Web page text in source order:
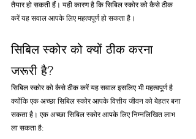
तैयार हो सकती हैं। यही कारण है कि सिबिल स्कोर को कैसे ठीक
करें यह सवाल आपके लिए महत्वपूर्ण हो सकता है।
सिबिल स्कोर को क्यों ठीक करना
जरूरी है?
सिबिल स्कोर को कैसे ठीक करें यह सवाल इसलिए भी महत्वपूर्ण है
क्योंकि एक अच्छा सिबिल स्कोर आपके वित्तीय जीवन को बेहतर बना
सकता है। एक अच्छा सिबिल स्कोर आपके लिए निम्नलिखित लाभ
ला सकता है: